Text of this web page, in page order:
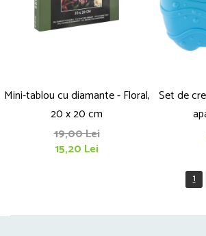
Mini-tablou cu diamante - Floral,
20 x 20 cm
19,00 Lei
15,20 Lei
Set de
1